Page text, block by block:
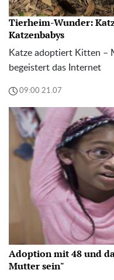
Tierheim-Wunder:
Katzenbabys
Katze adoptiert Kitten –
begeistert das Internet
09:00 21.07
Adoption mit 48 und
Mutter sein"